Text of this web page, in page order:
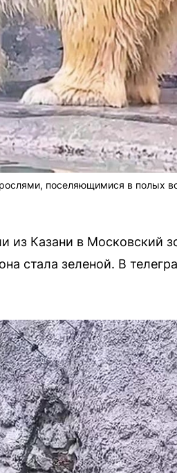
поселяющимися в полых
из Казани в Московский
стала зеленой. В